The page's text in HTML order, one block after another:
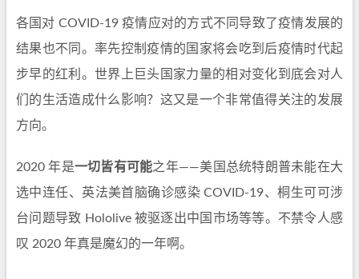
各国对 COVID-19 疫情应对的方式不同导致了疫情发展的
结果也不同。率先控制疫情的国家将会吃到后疫情时代起
步早的红利。世界上巨头国家力量的相对变化到底会对人
们的生活造成什么影响？这又是一个非常值得关注的发展
方向。
2020 年是一切皆有可能之年——美国总统特朗普未能在大
选中连任、英法美首脑确诊感染 COVID-19、桐生可可涉
台问题导致 Hololive 被驱逐出中国市场等等。不禁令人感
叹 2020 年真是魔幻的一年啊。